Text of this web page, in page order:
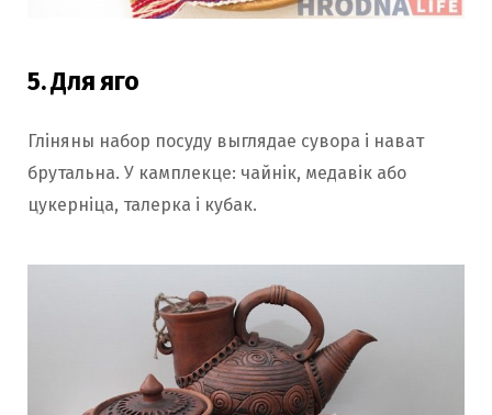
5. Для яго
Гліняны набор посуду выглядае сувора і нават
брутальна. У камплекце: чайнік, медавік або
цукерніца, талерка і кубак.